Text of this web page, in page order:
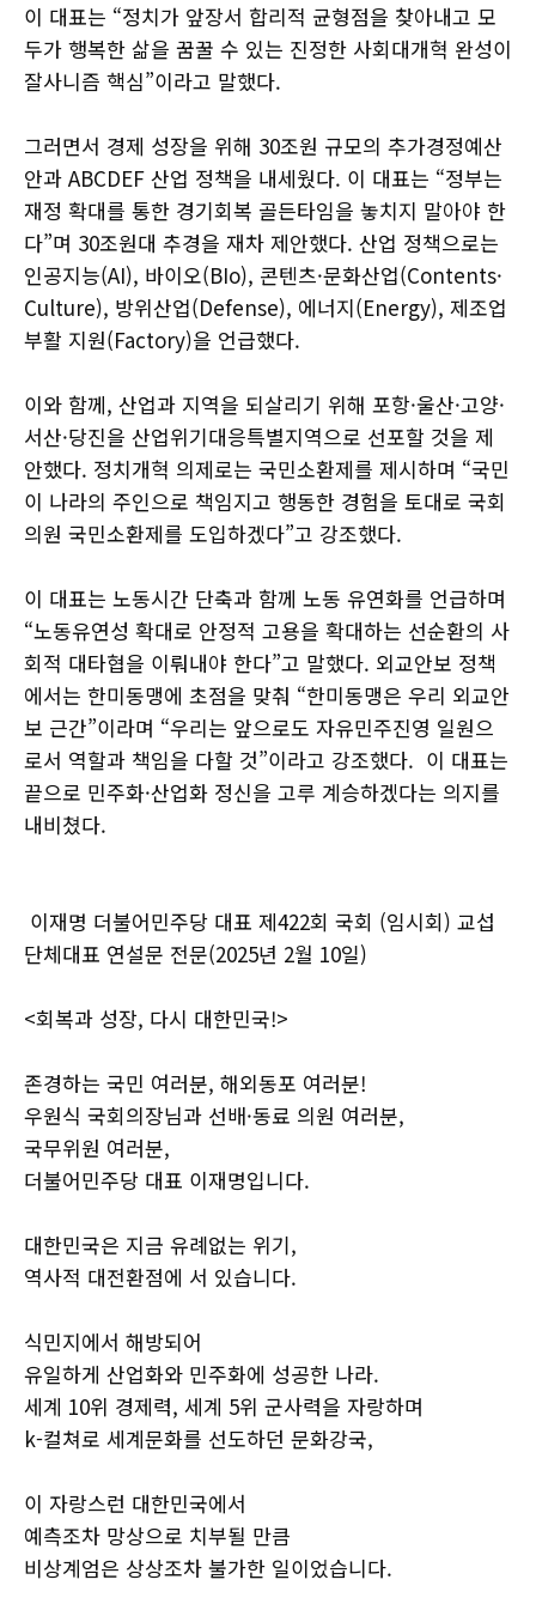
이 대표는 “정치가 앞장서 합리적 균형점을 찾아내고 모
두가 행복한 삶을 꿈꿀 수 있는 진정한 사회대개혁 완성이
잘사니즘 핵심”이라고 말했다.
그러면서 경제 성장을 위해 30조원 규모의 추가경정예산
안과 ABCDEF 산업 정책을 내세웠다. 이 대표는 “정부는
재정 확대를 통한 경기회복 골든타임을 놓치지 말아야 한
다”며 30조원대 추경을 재차 제안했다. 산업 정책으로는
인공지능(AI), 바이오(BIo), 콘텐츠·문화산업(Contents·
Culture), 방위산업(Defense), 에너지(Energy), 제조업
부활 지원(Factory)을 언급했다.
이와 함께, 산업과 지역을 되살리기 위해 포항·울산·고양·
서산·당진을 산업위기대응특별지역으로 선포할 것을 제
안했다. 정치개혁 의제로는 국민소환제를 제시하며 “국민
이 나라의 주인으로 책임지고 행동한 경험을 토대로 국회
의원 국민소환제를 도입하겠다”고 강조했다.
이 대표는 노동시간 단축과 함께 노동 유연화를 언급하며
“노동유연성 확대로 안정적 고용을 확대하는 선순환의 사
회적 대타협을 이뤄내야 한다”고 말했다. 외교안보 정책
에서는 한미동맹에 초점을 맞춰 “한미동맹은 우리 외교안
보 근간”이라며 “우리는 앞으로도 자유민주진영 일원으
로서 역할과 책임을 다할 것”이라고 강조했다. 이 대표는
끝으로 민주화·산업화 정신을 고루 계승하겠다는 의지를
내비쳤다.
이재명 더불어민주당 대표 제422회 국회 (임시회) 교섭
단체대표 연설문 전문(2025년 2월 10일)
<회복과 성장, 다시 대한민국!>
존경하는 국민 여러분, 해외동포 여러분!
우원식 국회의장님과 선배·동료 의원 여러분,
국무위원 여러분,
더불어민주당 대표 이재명입니다.
대한민국은 지금 유례없는 위기,
역사적 대전환점에 서 있습니다.
식민지에서 해방되어
유일하게 산업화와 민주화에 성공한 나라.
세계 10위 경제력, 세계 5위 군사력을 자랑하며
k-컬쳐로 세계문화를 선도하던 문화강국,
이 자랑스런 대한민국에서
예측조차 망상으로 치부될 만큼
비상계엄은 상상조차 불가한 일이었습니다.